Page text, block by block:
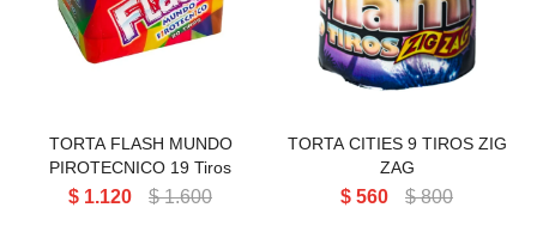
TORTA FLASH MUNDO
PIROTECNICO 19 Tiros
$ 1.120 $ 1.600
TORTA CITIES 9 TIROS ZIG
ZAG
$ 560 $ 800